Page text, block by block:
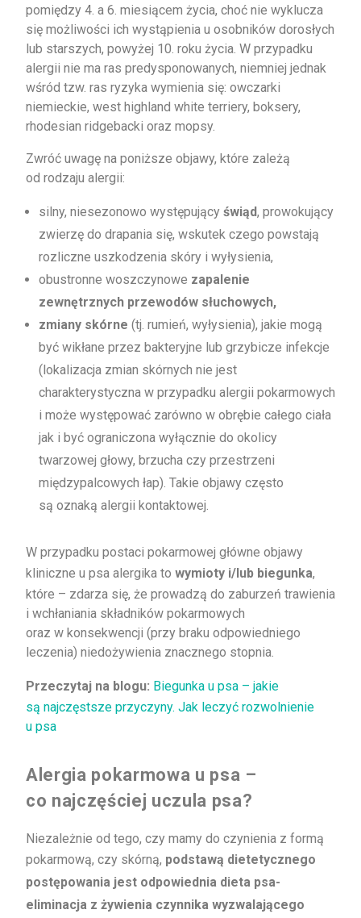
pomiędzy 4. a 6. miesiącem życia, choć nie wyklucza
się możliwości ich wystąpienia u osobników dorosłych
lub starszych, powyżej 10. roku życia. W przypadku
alergii nie ma ras predysponowanych, niemniej jednak
wśród tzw. ras ryzyka wymienia się: owczarki
niemieckie, west highland white terriery, boksery,
rhodesian ridgebacki oraz mopsy.
Zwróć uwagę na poniższe objawy, które zależą
od rodzaju alergii:
silny, niesezonowo występujący świąd, prowokujący
zwierzę do drapania się, wskutek czego powstają
rozliczne uszkodzenia skóry i wyłysienia,
obustronne woszczynowe zapalenie
zewnętrznych przewodów słuchowych,
zmiany skórne (tj. rumień, wyłysienia), jakie mogą
być wikłane przez bakteryjne lub grzybicze infekcje
(lokalizacja zmian skórnych nie jest
charakterystyczna w przypadku alergii pokarmowych
i może występować zarówno w obrębie całego ciała
jak i być ograniczona wyłącznie do okolicy
twarzowej głowy, brzucha czy przestrzeni
międzypalcowych łap). Takie objawy często
są oznaką alergii kontaktowej.
W przypadku postaci pokarmowej główne objawy
kliniczne u psa alergika to wymioty i/lub biegunka,
które – zdarza się, że prowadzą do zaburzeń trawienia
i wchłaniania składników pokarmowych
oraz w konsekwencji (przy braku odpowiedniego
leczenia) niedożywienia znacznego stopnia.
Przeczytaj na blogu: Biegunka u psa – jakie
są najczęstsze przyczyny. Jak leczyć rozwolnienie
u psa
Alergia pokarmowa u psa –
co najczęściej uczula psa?
Niezależnie od tego, czy mamy do czynienia z formą
pokarmową, czy skórną, podstawą dietetycznego
postępowania jest odpowiednia dieta psa-
eliminacja z żywienia czynnika wyzwalającego